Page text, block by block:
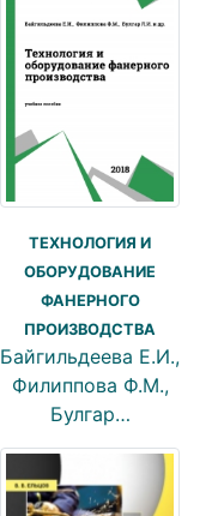
ТЕХНОЛОГИЯ И
ОБОРУДОВАНИЕ
ФАНЕРНОГО
ПРОИЗВОДСТВА
Байгильдеева Е.И.,
Филиппова Ф.М.,
Булгар…